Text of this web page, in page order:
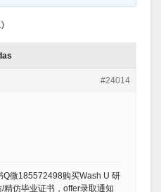
#24014
Q微185572498购买Wash U 研
精仿毕业证书，offer录取通知